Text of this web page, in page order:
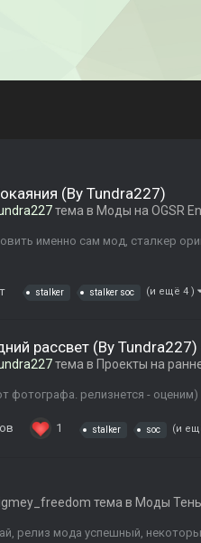
(By Tundra227)
тема в Моды на OGSR
именно сам мод, сталкер
stalker stalker soc (и ещё 4 )
рассвет (By
тема в Проекты на
фотографа. релизнется - оценим)
1 stalker soc (и
тема в Моды
релиз мода успешный,